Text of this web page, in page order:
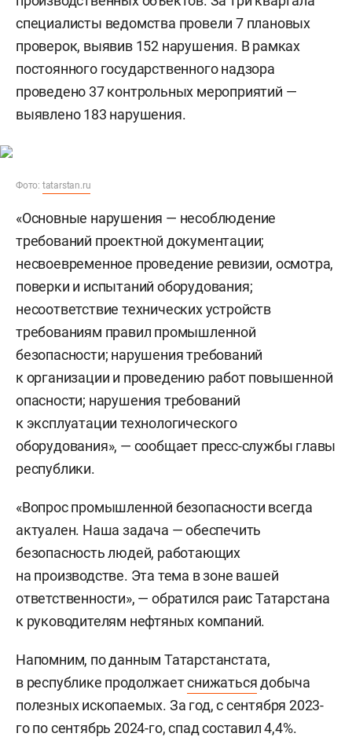
специалисты ведомства провели 7 плановых
проверок, выявив 152 нарушения. В рамках
постоянного государственного надзора
проведено 37 контрольных мероприятий —
выявлено 183 нарушения.
Фото: tatarstan.ru
«Основные нарушения — несоблюдение
требований проектной документации;
несвоевременное проведение ревизии, осмотра,
поверки и испытаний оборудования;
несоответствие технических устройств
требованиям правил промышленной
безопасности; нарушения требований
к организации и проведению работ повышенной
опасности; нарушения требований
к эксплуатации технологического
оборудования», — сообщает пресс-службы главы
республики.
«Вопрос промышленной безопасности всегда
актуален. Наша задача — обеспечить
безопасность людей, работающих
на производстве. Эта тема в зоне вашей
ответственности», — обратился раис Татарстана
к руководителям нефтяных компаний.
Напомним, по данным Татарстанстата,
в республике продолжаетснижатьсядобыча
полезных ископаемых. За год, с сентября 2023-
го по сентябрь 2024-го, спад составил 4,4%.